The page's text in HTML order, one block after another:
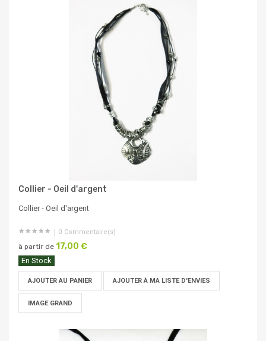
Collier - Oeil d'argent
Collier - Oeil d'argent
0 Commentaire(s)
à partir de 17,00 €
En Stock
AJOUTER AU PANIER AJOUTER À MA LISTE D'ENVIES
IMAGE GRAND